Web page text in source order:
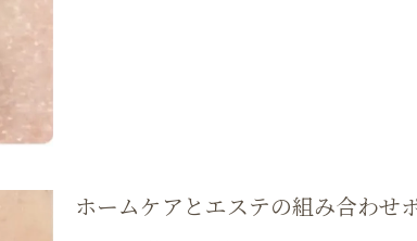
乾燥やくすみを改善する美肌習慣の提案
エステと美容皮膚科の特徴と違いを解説
自分に合うエステと美容皮膚科の選び方
ホームケアとプロの施術の違いを知る
ホームケアとエステの組み合わせ